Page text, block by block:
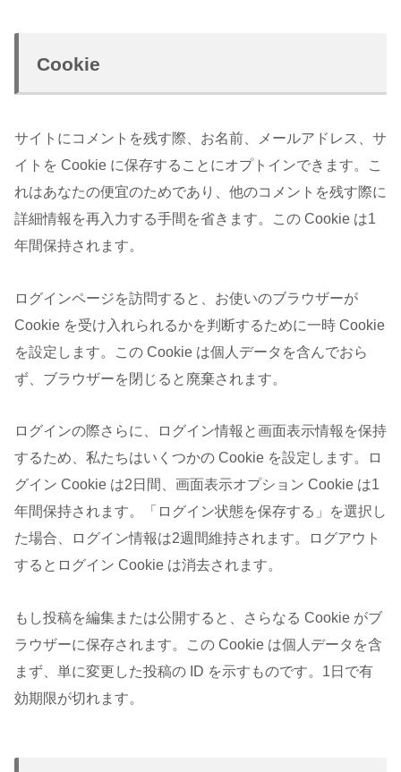
Cookie
サイトにコメントを残す際、お名前、メールアドレス、サ
イトを Cookie に保存することにオプトインできます。こ
れはあなたの便宜のためであり、他のコメントを残す際に
詳細情報を再入力する手間を省きます。この Cookie は1
年間保持されます。
ログインページを訪問すると、お使いのブラウザーが
Cookie を受け入れられるかを判断するために一時 Cookie
を設定します。この Cookie は個人データを含んでおら
ず、ブラウザーを閉じると廃棄されます。
ログインの際さらに、ログイン情報と画面表示情報を保持
するため、私たちはいくつかの Cookie を設定します。ロ
グイン Cookie は2日間、画面表示オプション Cookie は1
年間保持されます。「ログイン状態を保存する」を選択し
た場合、ログイン情報は2週間維持されます。ログアウト
するとログイン Cookie は消去されます。
もし投稿を編集または公開すると、さらなる Cookie がブ
ラウザーに保存されます。この Cookie は個人データを含
まず、単に変更した投稿の ID を示すものです。1日で有
効期限が切れます。